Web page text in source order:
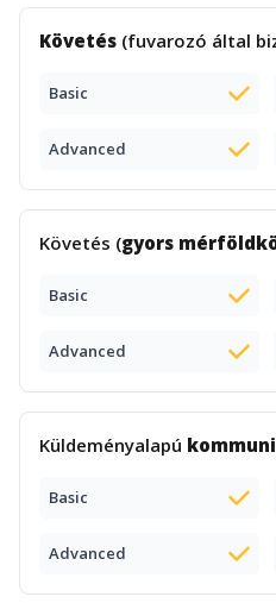
Követés (fuvarozó által
Basic
Advanced
Követés (gyors
Basic
Advanced
Küldeményalapú
Basic
Advanced